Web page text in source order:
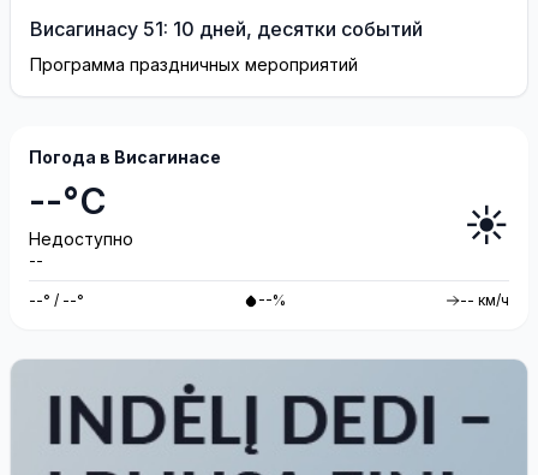
Висагинасу 51: 10 дней, десятки событий
Программа праздничных мероприятий
Погода в Висагинасе
--°C
Недоступно
--
☀️
--° / --° --% -- км/ч